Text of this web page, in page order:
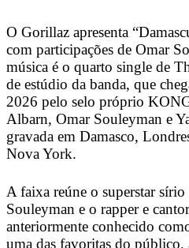
O Gorillaz apresenta
com participações de Omar
música é o quarto single de
de estúdio da banda, que
2026 pelo selo próprio
Albarn, Omar Souleyman e
gravada em Damasco,
Nova York.
A faixa reúne o superstar
Souleyman e o rapper e
anteriormente conhecido
uma das favoritas do público,